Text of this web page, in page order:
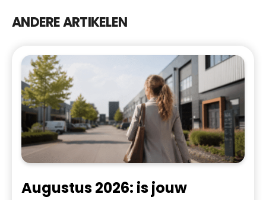
ANDERE ARTIKELEN
Augustus 2026: is jouw